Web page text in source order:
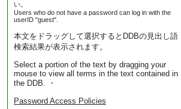
い。
Users who do not have a password can log in with the
userID "guest".
本文をドラッグして選択するとDDBの見出し語
検索結果が表示されます。
Select a portion of the text by dragging your
mouse to view all terms in the text contained in
the DDB. ・
Password Access Policies